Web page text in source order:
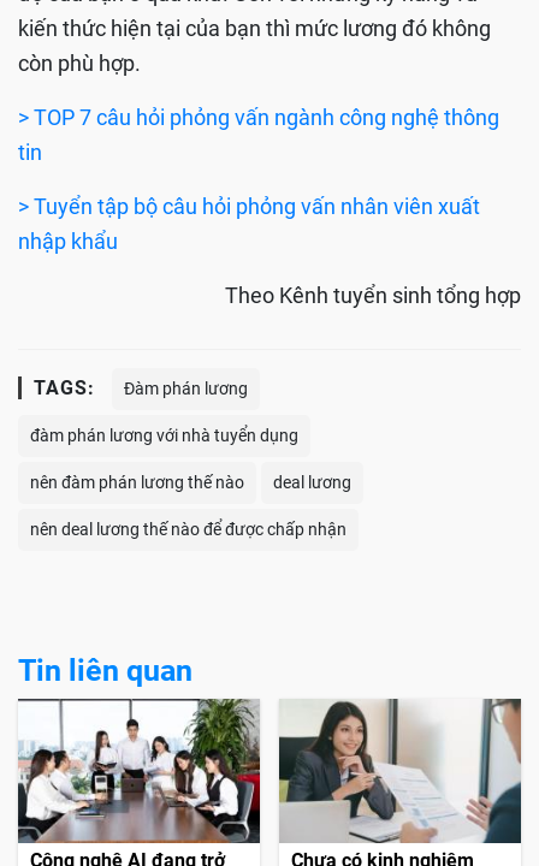
kiến thức hiện tại của bạn thì mức lương đó không
còn phù hợp.
> TOP 7 câu hỏi phỏng vấn ngành công nghệ thông
tin
> Tuyển tập bộ câu hỏi phỏng vấn nhân viên xuất
nhập khẩu
Theo Kênh tuyển sinh tổng hợp
TAGS: Đàm phán lương
đàm phán lương với nhà tuyển dụng
nên đàm phán lương thế nào deal lương
nên deal lương thế nào để được chấp nhận
Tin liên quan
Công nghệ AI đang trở
Chưa có kinh nghiệm